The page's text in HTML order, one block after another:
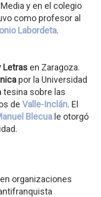
y en el colegio
como profesor al
Labordeta.
Letras en Zaragoza.
por la Universidad
tesina sobre las
de Valle-Inclán. El
Blecua le otorgó
organizaciones